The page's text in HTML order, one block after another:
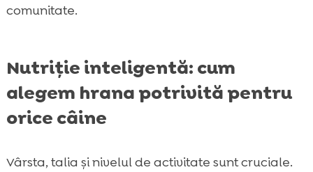
comunitate.
Nutriție inteligentă: cum
alegem hrana potrivită pentru
orice câine
Vârsta, talia și nivelul de activitate sunt cruciale.